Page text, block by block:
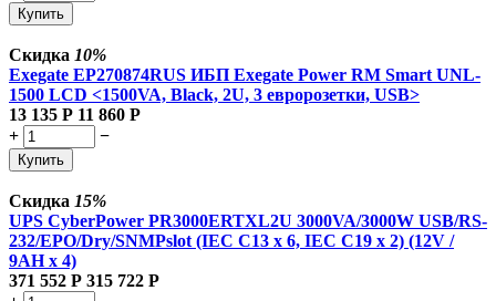
Купить
Скидка 10%
Exegate EP270874RUS ИБП Exegate Power RM Smart UNL-
1500 LCD <1500VA, Black, 2U, 3 евророзетки, USB>
13 135 Р 11 860 Р
+
−
Купить
Скидка 15%
UPS CyberPower PR3000ERTXL2U 3000VA/3000W USB/RS-
232/EPO/Dry/SNMPslot (IEC C13 x 6, IEC C19 x 2) (12V /
9AH х 4)
371 552 Р 315 722 Р